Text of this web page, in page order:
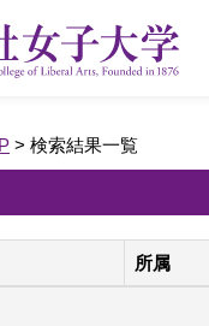
> 検索結果一覧
所属